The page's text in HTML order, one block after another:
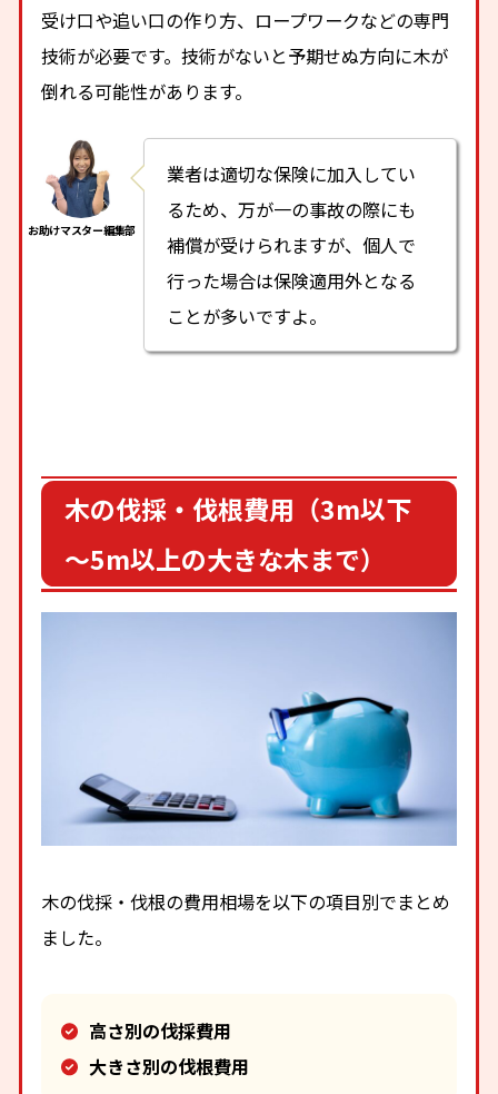
受け口や追い口の作り方、ロープワークなどの専門
技術が必要です。技術がないと予期せぬ方向に木が
倒れる可能性があります。
業者は適切な保険に加入してい
るため、万が一の事故の際にも
補償が受けられますが、個人で
行った場合は保険適用外となる
ことが多いですよ。
木の伐採・伐根費用（3m以下
～5m以上の大きな木まで）
木の伐採・伐根の費用相場を以下の項目別でまとめ
ました。
高さ別の伐採費用
大きさ別の伐根費用